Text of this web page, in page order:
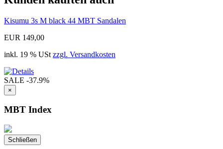
Kisumu 3s M black 44 MBT Sandalen
EUR 149,00
inkl. 19 % USt zzgl. Versandkosten
SALE -37.9%
×
MBT Index
Schließen